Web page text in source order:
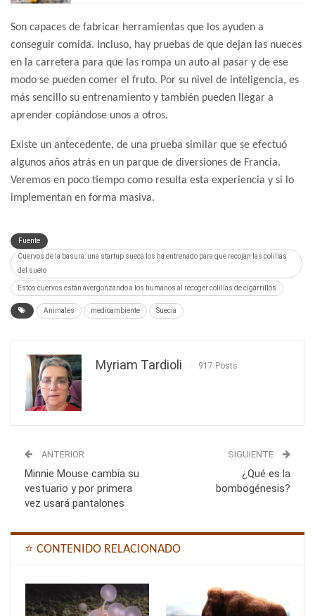
Son capaces de fabricar herramientas que los ayuden a
conseguir comida. Incluso, hay pruebas de que dejan las nueces
en la carretera para que las rompa un auto al pasar y de ese
modo se pueden comer el fruto. Por su nivel de inteligencia, es
más sencillo su entrenamiento y también pueden llegar a
aprender copiándose unos a otros.
Existe un antecedente, de una prueba similar que se efectuó
algunos años atrás en un parque de diversiones de Francia.
Veremos en poco tiempo como resulta esta experiencia y si lo
implementan en forma masiva.
Fuente
Cuervos de la basura: una startup sueca los ha entrenado para que recojan las colillas
del suelo
Estos cuervos están avergonzando a los humanos al recoger colillas de cigarrillos
Animales medioambiente Suecia
Myriam Tardioli 917 Posts
ANTERIOR
Minnie Mouse cambia su
vestuario y por primera
vez usará pantalones
SIGUIENTE
¿Qué es la
bombogénesis?
⭐ CONTENIDO RELACIONADO